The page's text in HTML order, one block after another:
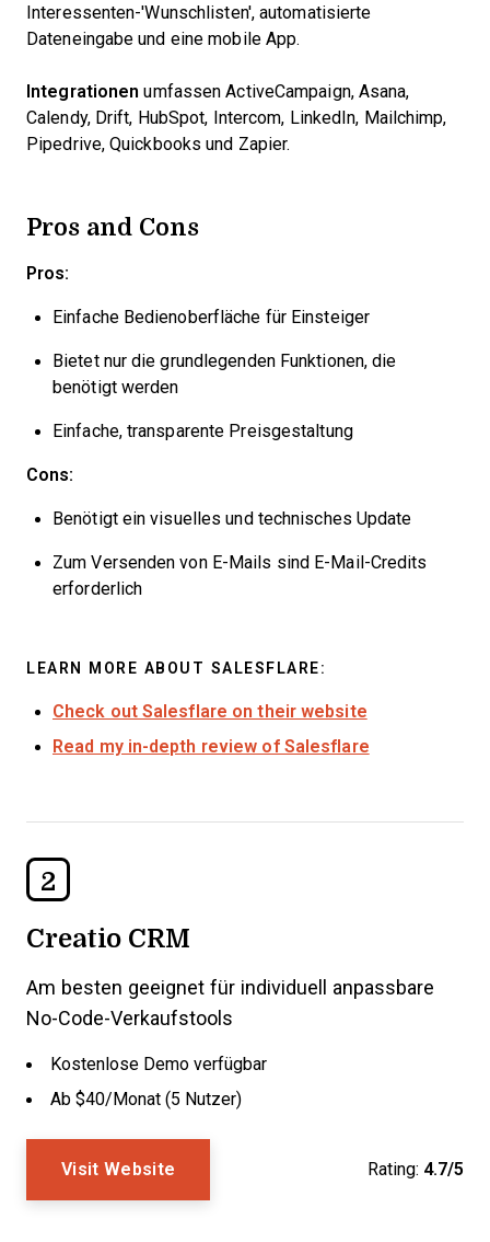
Interessenten-'Wunschlisten', automatisierte
Dateneingabe und eine mobile App.
Integrationen umfassen ActiveCampaign, Asana,
Calendy, Drift, HubSpot, Intercom, LinkedIn, Mailchimp,
Pipedrive, Quickbooks und Zapier.
Pros and Cons
Pros:
Einfache Bedienoberfläche für Einsteiger
Bietet nur die grundlegenden Funktionen, die
benötigt werden
Einfache, transparente Preisgestaltung
Cons:
Benötigt ein visuelles und technisches Update
Zum Versenden von E-Mails sind E-Mail-Credits
erforderlich
LEARN MORE ABOUT SALESFLARE:
Check out Salesflare on their website
Read my in-depth review of Salesflare
2
Creatio CRM
Am besten geeignet für individuell anpassbare
No-Code-Verkaufstools
Kostenlose Demo verfügbar
Ab $40/Monat (5 Nutzer)
Visit Website Rating: 4.7/5